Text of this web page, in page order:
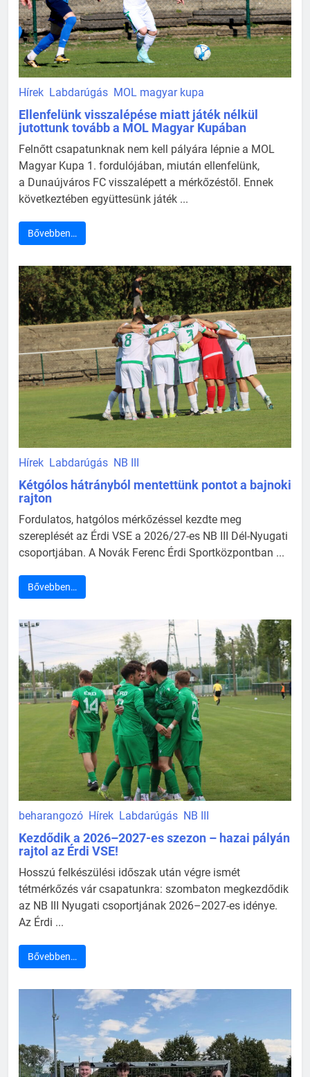
Hírek Labdarúgás MOL magyar kupa
Ellenfelünk visszalépése miatt játék nélkül
jutottunk tovább a MOL Magyar Kupában
Felnőtt csapatunknak nem kell pályára lépnie a MOL
Magyar Kupa 1. fordulójában, miután ellenfelünk,
a Dunaújváros FC visszalépett a mérkőzéstől. Ennek
következtében együttesünk játék ...
Bővebben…
Hírek Labdarúgás NB III
Kétgólos hátrányból mentettünk pontot a bajnoki
rajton
Fordulatos, hatgólos mérkőzéssel kezdte meg
szereplését az Érdi VSE a 2026/27-es NB III Dél-Nyugati
csoportjában. A Novák Ferenc Érdi Sportközpontban ...
Bővebben…
beharangozó Hírek Labdarúgás NB III
Kezdődik a 2026–2027-es szezon – hazai pályán
rajtol az Érdi VSE!
Hosszú felkészülési időszak után végre ismét
tétmérkőzés vár csapatunkra: szombaton megkezdődik
az NB III Nyugati csoportjának 2026–2027-es idénye.
Az Érdi ...
Bővebben…